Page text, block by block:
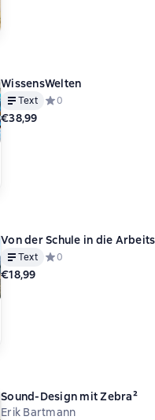
WissensWelten
Text Средний рейтинг 0 на
0
€38,99
Von der Schule in die
Text Средний рейтинг 0 на
0
€18,99
Sound-Design mit Zebra²
Erik Bartmann